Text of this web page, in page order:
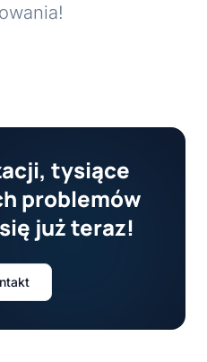
tysiące
problemów
już teraz!